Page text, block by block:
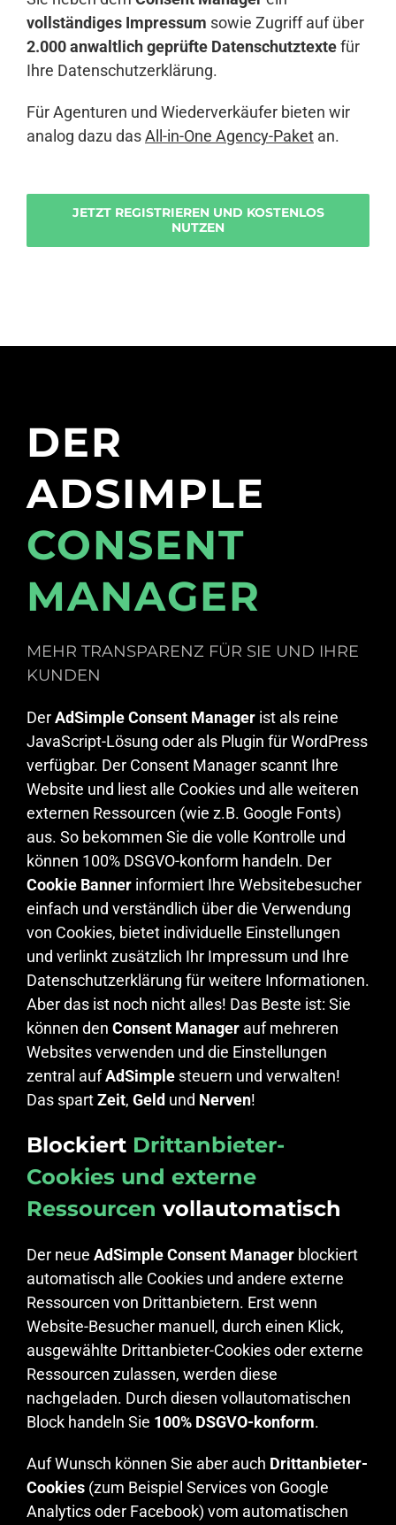
vollständiges Impressum sowie Zugriff auf über
2.000 anwaltlich geprüfte Datenschutztextefür
Ihre Datenschutzerklärung.
Für Agenturen und Wiederverkäufer bieten wir
analog dazu dasAll-in-One Agency-Paket an.
JETZT REGISTRIEREN UND KOSTENLOS
NUTZEN
DER
ADSIMPLE
CONSENT
MANAGER
MEHR TRANSPARENZ FÜR SIE UND IHRE
KUNDEN
DerAdSimple Consent Manager ist als reine
JavaScript-Lösung oder als Plugin für WordPress
verfügbar. Der Consent Manager scannt Ihre
Website und liest alle Cookies und alle weiteren
externen Ressourcen (wie z.B. Google Fonts)
aus. So bekommen Sie die volle Kontrolle und
können 100% DSGVO-konform handeln. Der
Cookie Banner informiert Ihre Websitebesucher
einfach und verständlich über die Verwendung
von Cookies, bietet individuelle Einstellungen
und verlinkt zusätzlich Ihr Impressum und Ihre
Datenschutzerklärung für weitere Informationen.
Aber das ist noch nicht alles! Das Beste ist: Sie
können den Consent Manager auf mehreren
Websites verwenden und die Einstellungen
zentral aufAdSimple steuern und verwalten!
Das spartZeit, Geld und Nerven!
Blockiert Drittanbieter-
Cookies und externe
Ressourcen vollautomatisch
Der neue AdSimple Consent Manager blockiert
automatisch alle Cookies und andere externe
Ressourcen von Drittanbietern. Erst wenn
Website-Besucher manuell, durch einen Klick,
ausgewählte Drittanbieter-Cookies oder externe
Ressourcen zulassen, werden diese
nachgeladen. Durch diesen vollautomatischen
Block handeln Sie 100% DSGVO-konform.
Auf Wunsch können Sie aber auch Drittanbieter-
Cookies (zum Beispiel Services von Google
Analytics oder Facebook) vom automatischen